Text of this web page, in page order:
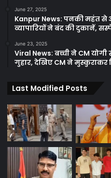
June 27, 2025
Kanpur News: पनकी महंत से
व्यापारियों ने बंद की दुकानें,
June 23, 2025
Viral News: बच्ची ने CM
गुहार, देखिए CM ने मुस्कुराकर
Last Modified Posts